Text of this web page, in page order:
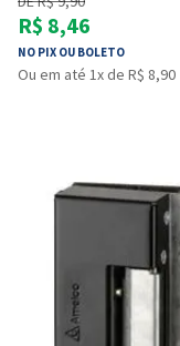
R$ 8,46
NO PIX OU BOLETO
Ou em até 1x de R$ 8,90